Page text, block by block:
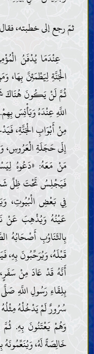
ثمّ رجع إلى خطبته،
عِنْدَمَا يُدْفَنُ
الْجَنَّةِ لِيَطْمَئِنَّ بِهَا،
ثُمَّ لَنْ يَكُونَ هُنَاكَ
اللَّهِ عِنْدَهُ وَيَأْنِسَ
مِنْ أَبْوَابِ الْجَنَّةِ،
إِلَى حَجَلَةِ الْعَرُوسِ،
مَنْ مَعَهُ: «دَعُوهُ
فَيَجْلِسُ تَحْتَ ظِلِّ
فِي بَعْضِ الْبُيُوتِ،
عَيْنُهُ وَيُذْهِبَ عَنْ
بِالتَّنَاوُبِ أَصْحَابُهُ
قَبْلَهُ، وَيُرَحِّبُونَ بِهِ،
أَنَّهُ قَدْ عَادَ مِنْ
بِلِقَاءِ رَسُولِ اللَّهِ
سُرُورٌ لَمْ يَدْخُلْهُ
وَهُمْ يَعْتَنُونَ بِهِ. ثُمَّ
خَالِصَةً لَهُ، وَيُنَعِّمُونَهُ